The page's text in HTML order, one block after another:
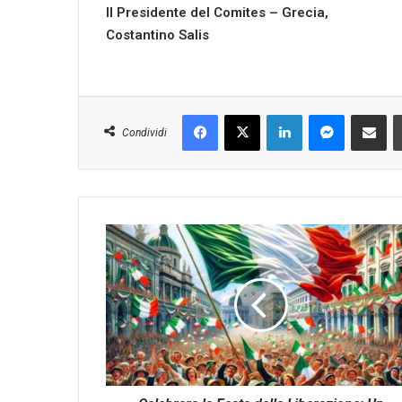
Il Presidente del Comites – Grecia,
Costantino Salis
Condividi
FacebookX LinkedInMessenger
Condividi
Celebrare
la
Festa
della
Liberazione:
Un
Tributo
alla
Resistenza